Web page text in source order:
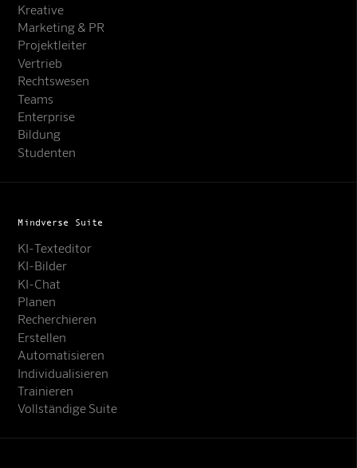
Kreative
Marketing & PR
Projektleiter
Vertrieb
Rechtswesen
Teams
Enterprise
Bildung
Studenten
Mindverse Suite
KI-Texteditor
KI-Bilder
KI-Chat
Planen
Recherchieren
Erstellen
Automatisieren
Individualisieren
Trainieren
Vollständige Suite